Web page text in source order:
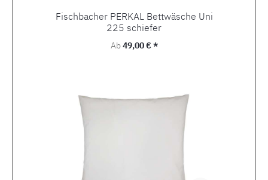
Fischbacher PERKAL Bettwäsche Uni
225 schiefer
Regulärer Preis:
Ab49,00 € *